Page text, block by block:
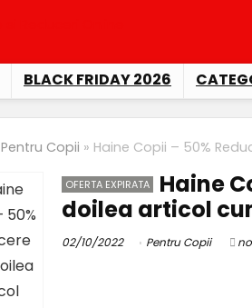
BLACK FRIDAY 2026
Pentru Copii » Haine Copii – 50%
OFERTA EXPIRATA
Haine
doilea articol
02/10/2022 Pentru Copii